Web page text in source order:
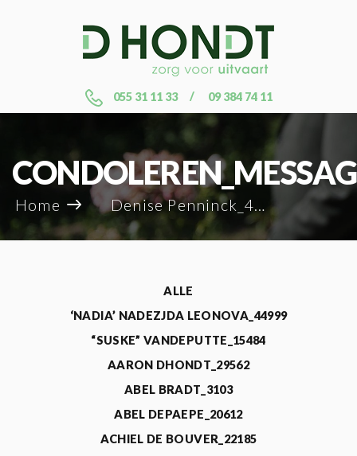
055 31 11 33 09 384 74 11
Home Denise Penninck_44944
ALLE
‘NADIA’ NADEZJDA LEONOVA_44999
“SUSKE” VANDEPUTTE_15484
AARON DHONDT_29562
ABEL BRADT_3103
ABEL DEPAEPE_20612
ACHIEL DE BOUVER_22185